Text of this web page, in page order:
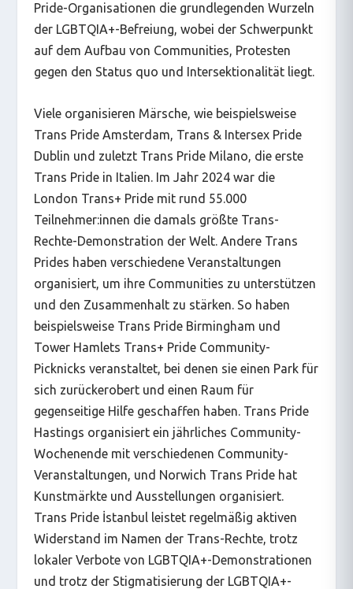
Pride-Organisationen die grundlegenden Wurzeln
der LGBTQIA+-Befreiung, wobei der Schwerpunkt
auf dem Aufbau von Communities, Protesten
gegen den Status quo und Intersektionalität liegt.
Viele organisieren Märsche, wie beispielsweise
Trans Pride Amsterdam, Trans & Intersex Pride
Dublin und zuletzt Trans Pride Milano, die erste
Trans Pride in Italien. Im Jahr 2024 war die
London Trans+ Pride mit rund 55.000
Teilnehmer:innen die damals größte Trans-
Rechte-Demonstration der Welt. Andere Trans
Prides haben verschiedene Veranstaltungen
organisiert, um ihre Communities zu unterstützen
und den Zusammenhalt zu stärken. So haben
beispielsweise Trans Pride Birmingham und
Tower Hamlets Trans+ Pride Community-
Picknicks veranstaltet, bei denen sie einen Park für
sich zurückerobert und einen Raum für
gegenseitige Hilfe geschaffen haben. Trans Pride
Hastings organisiert ein jährliches Community-
Wochenende mit verschiedenen Community-
Veranstaltungen, und Norwich Trans Pride hat
Kunstmärkte und Ausstellungen organisiert.
Trans Pride İstanbul leistet regelmäßig aktiven
Widerstand im Namen der Trans-Rechte, trotz
lokaler Verbote von LGBTQIA+-Demonstrationen
und trotz der Stigmatisierung der LGBTQIA+-